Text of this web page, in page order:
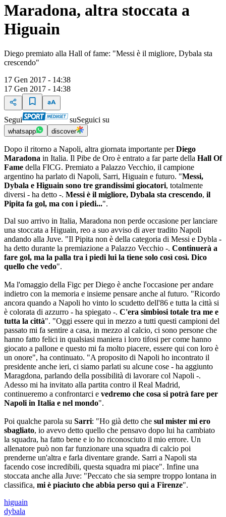
Maradona, altra stoccata a
Higuain
Diego premiato alla Hall of fame: "Messi è il migliore, Dybala sta
crescendo"
17 Gen 2017 - 14:38
17 Gen 2017 - 14:38
Segui suSeguici su
whatsapp discover
Dopo il ritorno a Napoli, altra giornata importante perDiego
Maradona in Italia. Il Pibe de Oro è entrato a far parte della Hall Of
Fame della FICG. Premiato a Palazzo Vecchio, il campione
argentino ha parlato di Napoli, Sarri, Higuain e futuro. "Messi,
Dybala e Higuain sono tre grandissimi giocatori, totalmente
diversi - ha detto -. Messi è il migliore, Dybala sta crescendo, il
Pipita fa gol, ma con i piedi...".
Dal suo arrivo in Italia, Maradona non perde occasione per lanciare
una stoccata a Higuain, reo a suo avviso di aver tradito Napoli
andando alla Juve. "Il Pipita non è della categoria di Messi e Dybla -
ha detto durante la premiazione a Palazzo Vecchio -. Continuerà a
fare gol, ma la palla tra i piedi lui la tiene solo così così. Dico
quello che vedo".
Ma l'omaggio della Figc per Diego è anche l'occasione per andare
indietro con la memoria e insieme pensare anche al futuro. "Ricordo
ancora quando a Napoli ho vinto lo scudetto dell'86 e tutta la città si
è colorata di azzurro - ha spiegato -. C'era simbiosi totale tra me e
tutta la città". "Oggi essere qui in mezzo a tutti questi campioni del
passato mi fa sentire a casa, in mezzo al calcio, ci sono persone che
hanno fatto felici in qualsiasi maniera i loro tifosi per come hanno
giocato a pallone e questo mi fa molto piacere, essere qui con loro è
un onore", ha continuato. "A proposito di Napoli ho incontrato il
presidente anche ieri, ci siamo parlati su alcune cose - ha aggiunto
Maragdona, parlando della possibilità di lavorare col Napoli -.
Adesso mi ha invitato alla partita contro il Real Madrid,
continueremo a confrontarci e vedremo che cosa si potrà fare per
Napoli in Italia e nel mondo".
Poi qualche parola su Sarri: "Ho già detto che sul mister mi ero
sbagliato, io avevo detto quello che pensavo dopo lui ha cambiato
la squadra, ha fatto bene e io ho riconosciuto il mio errore. Un
allenatore può non far funzionare una squadra di calcio poi
prenderne un'altra e farla diventare grande. Sarri a Napoli sta
facendo cose incredibili, questa squadra mi piace". Infine una
stoccata anche alla Juve: "Peccato che sia sempre troppo lontana in
classifica, mi è piaciuto che abbia perso qui a Firenze".
higuain
dybala